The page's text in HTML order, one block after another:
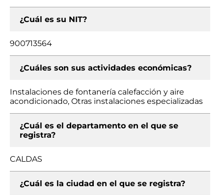
¿Cuál es su NIT?
900713564
¿Cuáles son sus actividades económicas?
Instalaciones de fontanería calefacción y aire
acondicionado, Otras instalaciones especializadas
¿Cuál es el departamento en el que se
registra?
CALDAS
¿Cuál es la ciudad en el que se registra?